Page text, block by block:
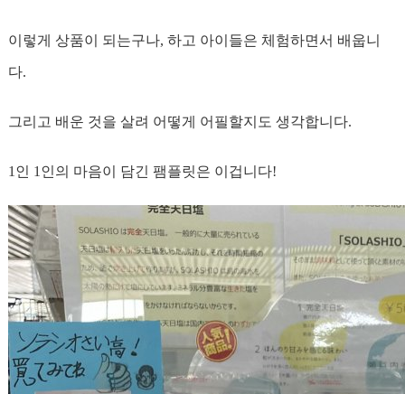
이렇게 상품이 되는구나, 하고 아이들은 체험하면서 배웁니
다.
그리고 배운 것을 살려 어떻게 어필할지도 생각합니다.
1인 1인의 마음이 담긴 팸플릿은 이겁니다!